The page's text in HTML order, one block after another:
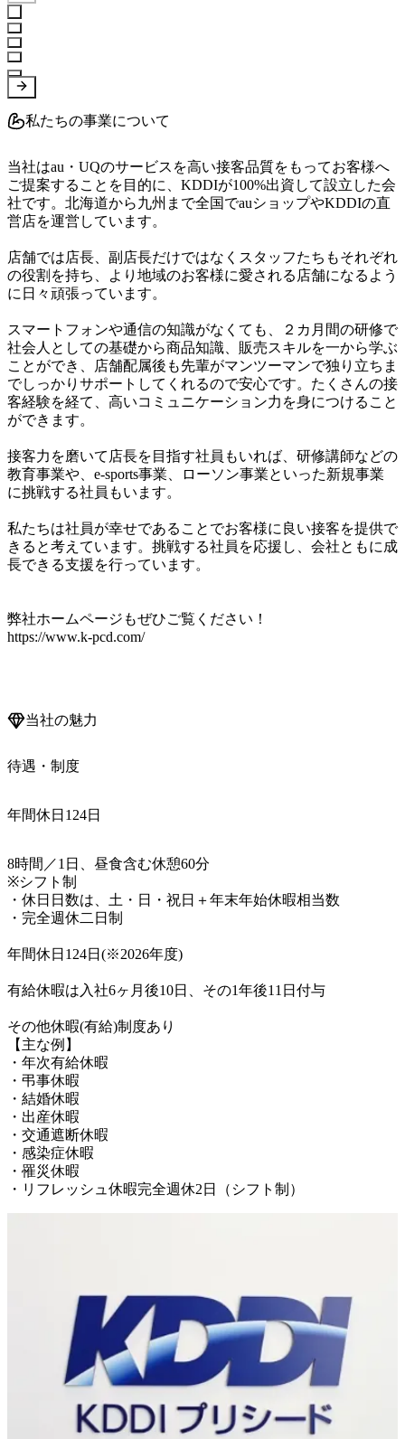
私たちの事業について
当社はau・UQのサービスを高い接客品質をもってお客様へ
ご提案することを目的に、KDDIが100%出資して設立した会
社です。北海道から九州まで全国でauショップやKDDIの直
営店を運営しています。
店舗では店長、副店長だけではなくスタッフたちもそれぞれ
の役割を持ち、より地域のお客様に愛される店舗になるよう
に日々頑張っています。
スマートフォンや通信の知識がなくても、２カ月間の研修で
社会人としての基礎から商品知識、販売スキルを一から学ぶ
ことができ、店舗配属後も先輩がマンツーマンで独り立ちま
でしっかりサポートしてくれるので安心です。たくさんの接
客経験を経て、高いコミュニケーション力を身につけること
ができます。
接客力を磨いて店長を目指す社員もいれば、研修講師などの
教育事業や、e-sports事業、ローソン事業といった新規事業
に挑戦する社員もいます。
私たちは社員が幸せであることでお客様に良い接客を提供で
きると考えています。挑戦する社員を応援し、会社ともに成
長できる支援を行っています。
弊社ホームページもぜひご覧ください！
https://www.k-pcd.com/
当社の魅力
待遇・制度
年間休日124日
8時間／1日、昼食含む休憩60分
※シフト制
・休日日数は、土・日・祝日＋年末年始休暇相当数
・完全週休二日制
年間休日124日(※2026年度)
有給休暇は入社6ヶ月後10日、その1年後11日付与
その他休暇(有給)制度あり
【主な例】
・年次有給休暇
・弔事休暇
・結婚休暇
・出産休暇
・交通遮断休暇
・感染症休暇
・罹災休暇